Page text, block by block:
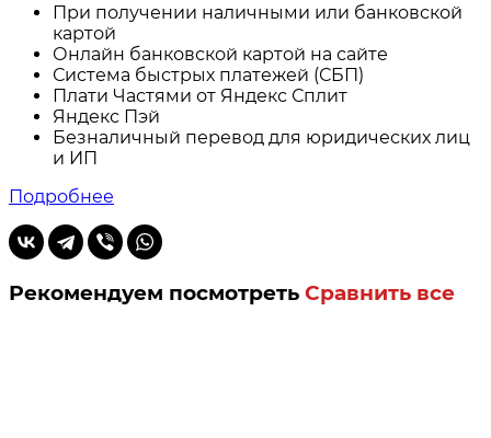
При получении наличными или банковской
картой
Онлайн банковской картой на сайте
Система быстрых платежей (СБП)
Плати Частями от Яндекс Сплит
Яндекс Пэй
Безналичный перевод для юридических лиц
и ИП
Подробнее
Рекомендуем посмотреть Сравнить все